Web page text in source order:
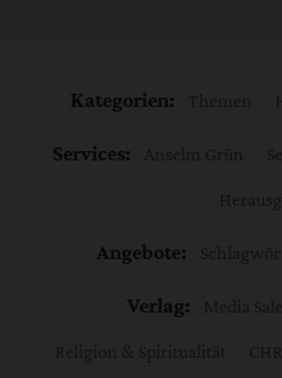
Kategorien:
Services:
Angebote:
Verlag: